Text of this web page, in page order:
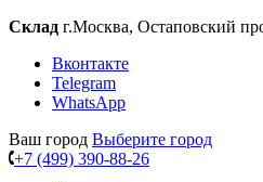
Склад г.Москва, Остаповский
Вконтакте
Telegram
WhatsApp
Ваш город Выберите город
+7 (499) 390-88-26